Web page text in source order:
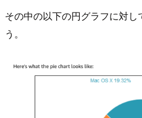
その中の以下の円グラフに対
う。